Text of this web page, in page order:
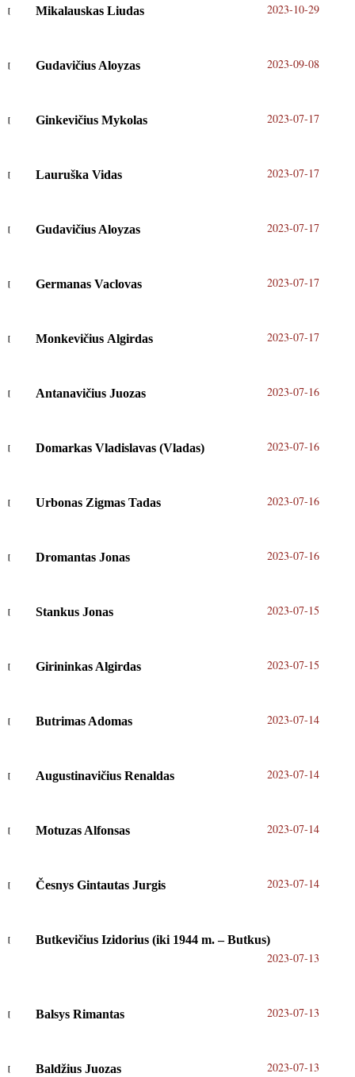
Mikalauskas Liudas 2023-10-29
Gudavičius Aloyzas 2023-09-08
Ginkevičius Mykolas 2023-07-17
Lauruška Vidas 2023-07-17
Gudavičius Aloyzas 2023-07-17
Germanas Vaclovas 2023-07-17
Monkevičius Algirdas 2023-07-17
Antanavičius Juozas 2023-07-16
Domarkas Vladislavas (Vladas) 2023-07-16
Urbonas Zigmas Tadas 2023-07-16
Dromantas Jonas 2023-07-16
Stankus Jonas 2023-07-15
Girininkas Algirdas 2023-07-15
Butrimas Adomas 2023-07-14
Augustinavičius Renaldas 2023-07-14
Motuzas Alfonsas 2023-07-14
Česnys Gintautas Jurgis 2023-07-14
Butkevičius Izidorius (iki 1944 m. – Butkus)
2023-07-13
Balsys Rimantas 2023-07-13
Baldžius Juozas 2023-07-13